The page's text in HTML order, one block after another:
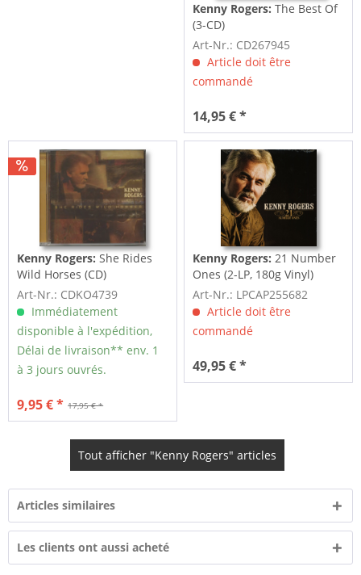
Kenny Rogers:The Best Of
(3-CD)
Art-Nr.: CD267945
Article doit être
commandé
14,95 € *
Kenny Rogers:She Rides
Wild Horses (CD)
Art-Nr.: CDKO4739
Immédiatement
disponible à l'expédition,
Délai de livraison** env. 1
à 3 jours ouvrés.
17,95 € *
9,95 € *
Kenny Rogers:21 Number
Ones (2-LP, 180g Vinyl)
Art-Nr.: LPCAP255682
Article doit être
commandé
49,95 € *
Tout afficher "Kenny Rogers" articles
Articles similaires
Les clients ont aussi acheté